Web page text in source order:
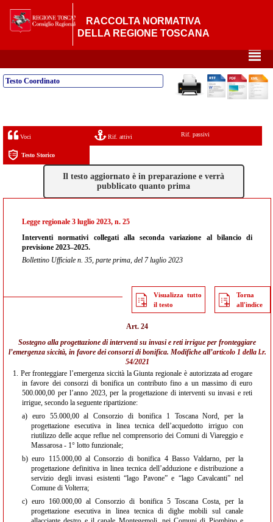
RACCOLTA NORMATIVA
DELLA REGIONE TOSCANA
²
Testo Coordinato
Voci Rif. attivi Rif. passivi
Testo Storico
Il testo aggiornato è in preparazione e verrà
pubblicato quanto prima
Legge regionale 3 luglio 2023, n. 25
Interventi normativi collegati alla seconda variazione al bilancio di
previsione 2023–2025.
Bollettino Ufficiale n. 35, parte prima, del 7 luglio 2023
Visualizza tutto
il testo
Torna
all'indice
Art. 24
Sostegno alla progettazione di interventi su invasi e reti irrigue per fronteggiare
l’emergenza siccità, in favore dei consorzi di bonifica. Modifiche all’articolo 1 della l.r.
54/2021
1. Per fronteggiare l’emergenza siccità la Giunta regionale è autorizzata ad erogare
in favore dei consorzi di bonifica un contributo fino a un massimo di euro
500.000,00 per l’anno 2023, per la progettazione di interventi su invasi e reti
irrigue, secondo la seguente ripartizione:
a) euro 55.000,00 al Consorzio di bonifica 1 Toscana Nord, per la
progettazione esecutiva in linea tecnica dell’acquedotto irriguo con
riutilizzo delle acque reflue nel comprensorio dei Comuni di Viareggio e
Massarosa - 1° lotto funzionale;
b) euro 115.000,00 al Consorzio di bonifica 4 Basso Valdarno, per la
progettazione definitiva in linea tecnica dell’adduzione e distribuzione a
servizio degli invasi esistenti “lago Pavone” e “lago Cavalcanti” nel
Comune di Volterra;
c) euro 160.000,00 al Consorzio di bonifica 5 Toscana Costa, per la
progettazione esecutiva in linea tecnica di dighe mobili sul canale